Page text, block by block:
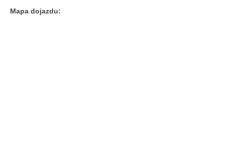
Mapa dojazdu: